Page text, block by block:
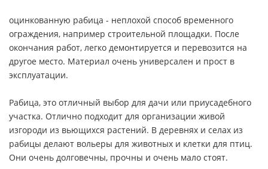
оцинкованную рабица - неплохой способ временного
ограждения, например строительной площадки. После
окончания работ, легко демонтируется и перевозится на
другое место. Материал очень универсален и прост в
эксплуатации.
Рабица, это отличный выбор для дачи или приусадебного
участка. Отлично подходит для организации живой
изгороди из вьющихся растений. В деревнях и селах из
рабицы делают вольеры для животных и клетки для птиц.
Они очень долговечны, прочны и очень мало стоят.